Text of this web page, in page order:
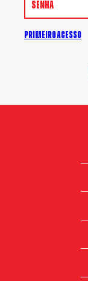
PRIMEIRO ACESSO